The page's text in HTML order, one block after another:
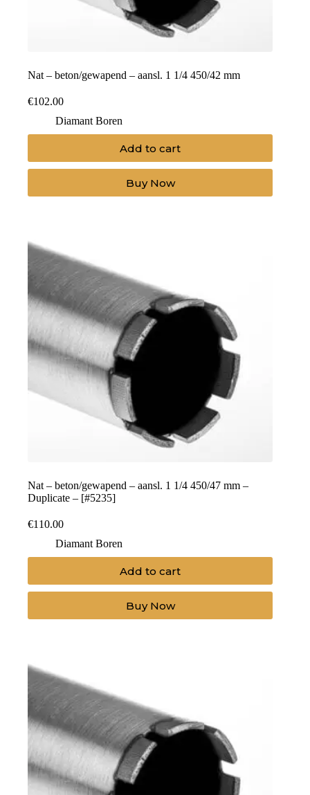
Nat – beton/gewapend – aansl. 1 1/4 450/42 mm
€102.00
Diamant Boren
Add to cart
Buy Now
Nat – beton/gewapend – aansl. 1 1/4 450/47 mm –
Duplicate – [#5235]
€110.00
Diamant Boren
Add to cart
Buy Now